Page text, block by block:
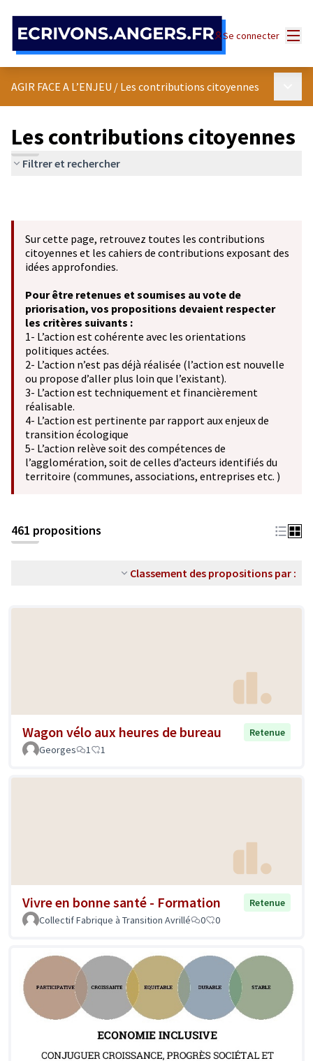
Se connecter
AGIR FACE A L’ENJEU / Les contributions citoyennes
Les contributions citoyennes
Filtrer et rechercher
Sur cette page, retrouvez toutes les contributions
citoyennes et les cahiers de contributions exposant des
idées approfondies.
Pour être retenues et soumises au vote de
priorisation, vos propositions devaient respecter
les critères suivants :
1- L’action est cohérente avec les orientations
politiques actées.
2- L’action n’est pas déjà réalisée (l’action est nouvelle
ou propose d’aller plus loin que l’existant).
3- L’action est techniquement et financièrement
réalisable.
4- L’action est pertinente par rapport aux enjeux de
transition écologique
5- L’action relève soit des compétences de
l’agglomération, soit de celles d’acteurs identifiés du
territoire (communes, associations, entreprises etc. )
461 propositions
Classement des propositions par :
Wagon vélo aux heures de bureau
Retenue
Georges
1 1
Vivre en bonne santé - Formation
Retenue
Collectif Fabrique à Transition Avrillé
0 0